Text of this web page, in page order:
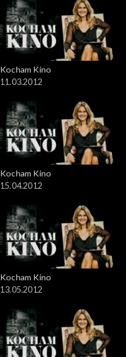
Kocham Kino
11.03.2012
Kocham Kino
15.04.2012
Kocham Kino
13.05.2012